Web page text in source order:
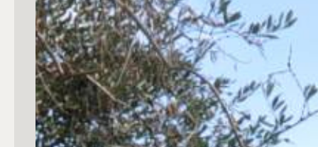
Commerciali
Industriali
Terreni